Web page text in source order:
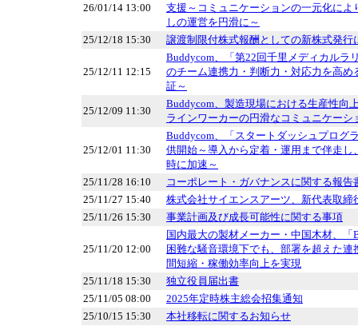
26/01/14 13:00
支援～コミュニケーションの一元化によ
しの運営を円滑に～
25/12/18 15:30
譲渡制限付株式報酬としての新株式発行
25/12/11 12:15
Buddycom、「第22回千里メディカルラ
のチーム連携力・判断力・対応力を高め
証～
25/12/09 11:30
Buddycom、製造現場における生産性向
ラインワーカーの円滑なコミュニケーシ
25/12/01 11:30
Buddycom、「スタートダッシュプログ
供開始～導入から定着・運用まで伴走し
時に加速～
25/11/28 16:10
コーポレート・ガバナンスに関する報告
25/11/27 15:40
株式会社サイエンスアーツ、新代表取締
25/11/26 15:30
事業計画及び成長可能性に関する事項
25/11/20 12:00
国内最大の製材メーカー・中国木材、「
困難な騒音環境下でも、部署を超えた
間短縮・稼働効率向上を実現
25/11/18 15:30
独立役員届出書
25/11/05 08:00
2025年定時株主総会招集通知
25/10/15 15:30
本社移転に関するお知らせ